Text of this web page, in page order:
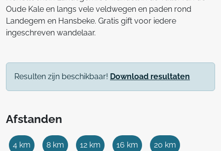
Oude Kale en langs vele veldwegen en paden rond
Landegem en Hansbeke. Gratis gift voor iedere
ingeschreven wandelaar.
Resulten zijn beschikbaar! Download resultaten
Afstanden
4 km 8 km 12 km 16 km 20 km